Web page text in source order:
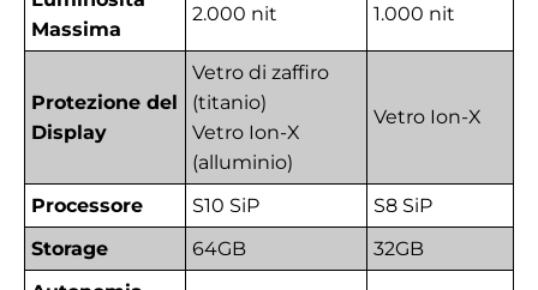
Massima
2.000 nit 1.000 nit
Protezione del
Display
Vetro di zaffiro
(titanio)
Vetro Ion-X
(alluminio)
Vetro Ion-X
Processore S10 SiP
S8 SiP
Storage
64GB
32GB